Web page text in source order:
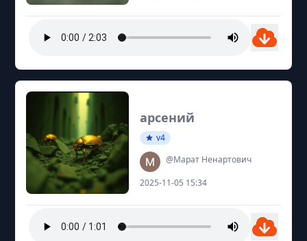
арсений
v4
@Марат Ненартович
2025-11-05 15:34